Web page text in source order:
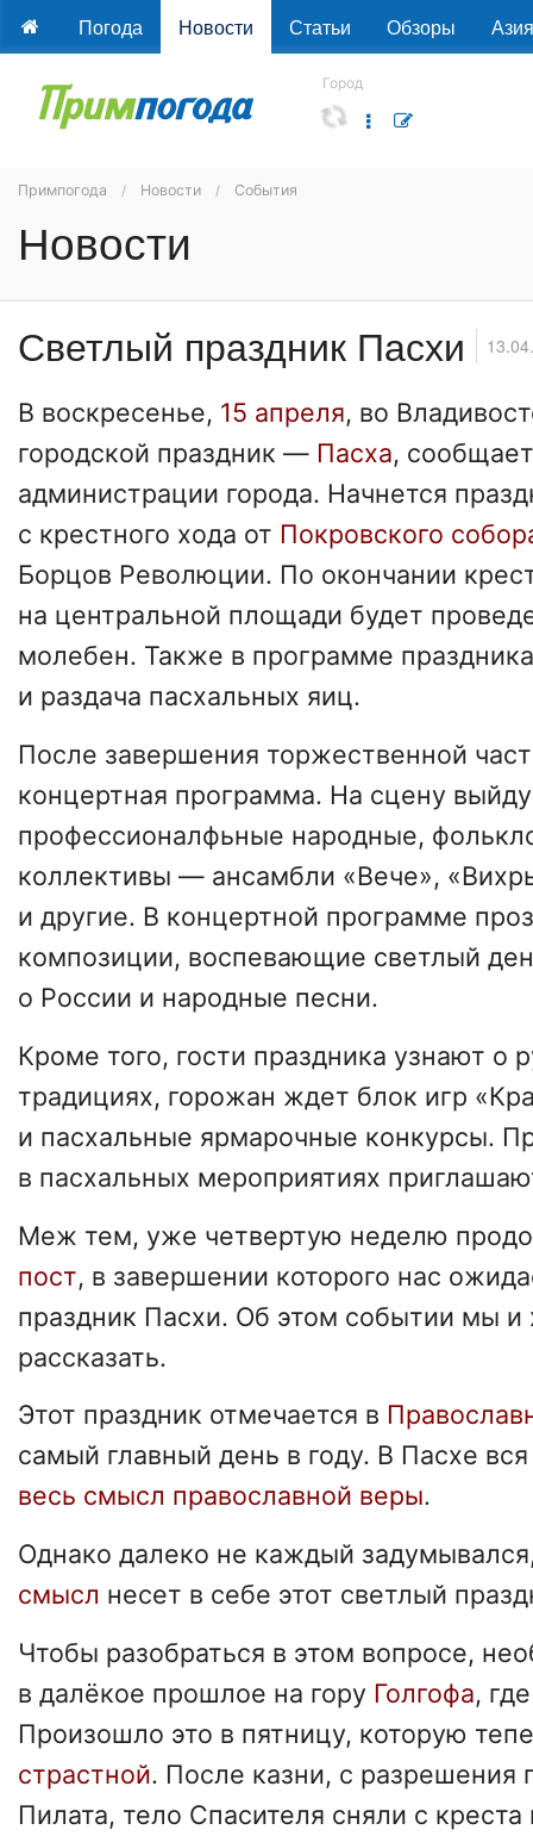
Погода Новости Статьи Обзоры Азия
Город
Примпогода Новости События
Новости
Светлый праздник Пасхи
В воскресенье, 15 апреля, во
городской праздник — Пасха,
администрации города. Начнется
с крестного хода от Покровского
Борцов Революции. По окончании
на центральной площади будет
молебен. Также в программе
и раздача пасхальных яиц.
После завершения торжественной
концертная программа. На сцену
профессионалфьные народные,
коллективы — ансамбли «Вече»,
и другие. В концертной программе
композиции, воспевающие светлый
о России и народные песни.
Кроме того, гости праздника узнают о
традициях, горожан ждет блок игр
и пасхальные ярмарочные конкурсы.
в пасхальных мероприятиях
Меж тем, уже четвертую неделю
пост, в завершении которого нас
праздник Пасхи. Об этом событии мы и
рассказать.
Этот праздник отмечается в
самый главный день в году. В Пасхе
весь смысл православной веры.
Однако далеко не каждый
смысл несет в себе этот светлый
Чтобы разобраться в этом вопросе,
в далёкое прошлое на гору Голгофа,
Произошло это в пятницу, которую
страстной. После казни, с разрешения
Пилата, тело Спасителя сняли с